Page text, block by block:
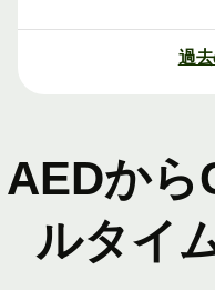
過
AEDから
ルタイ